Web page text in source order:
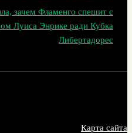
зачем Фламенго спешит с
Луиса Энрике ради Кубка
Либертадорес
Карта сайта